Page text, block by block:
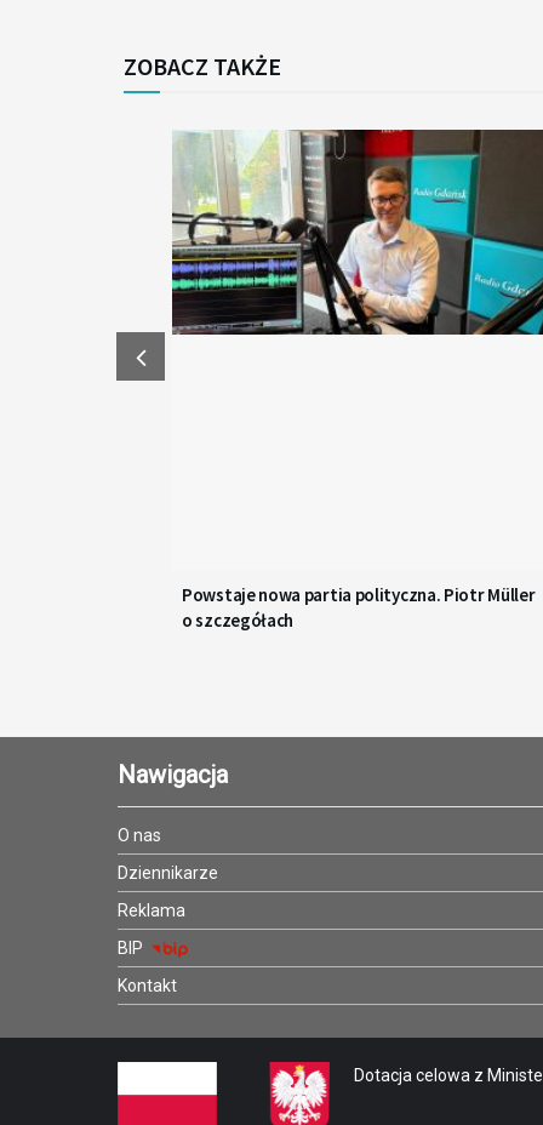
ZOBACZ TAKŻE
Powstaje nowa partia polityczna. Piotr Müller
o szczegółach
Nawigacja
O nas
Dziennikarze
Reklama
BIP
Kontakt
Dotacja celowa z